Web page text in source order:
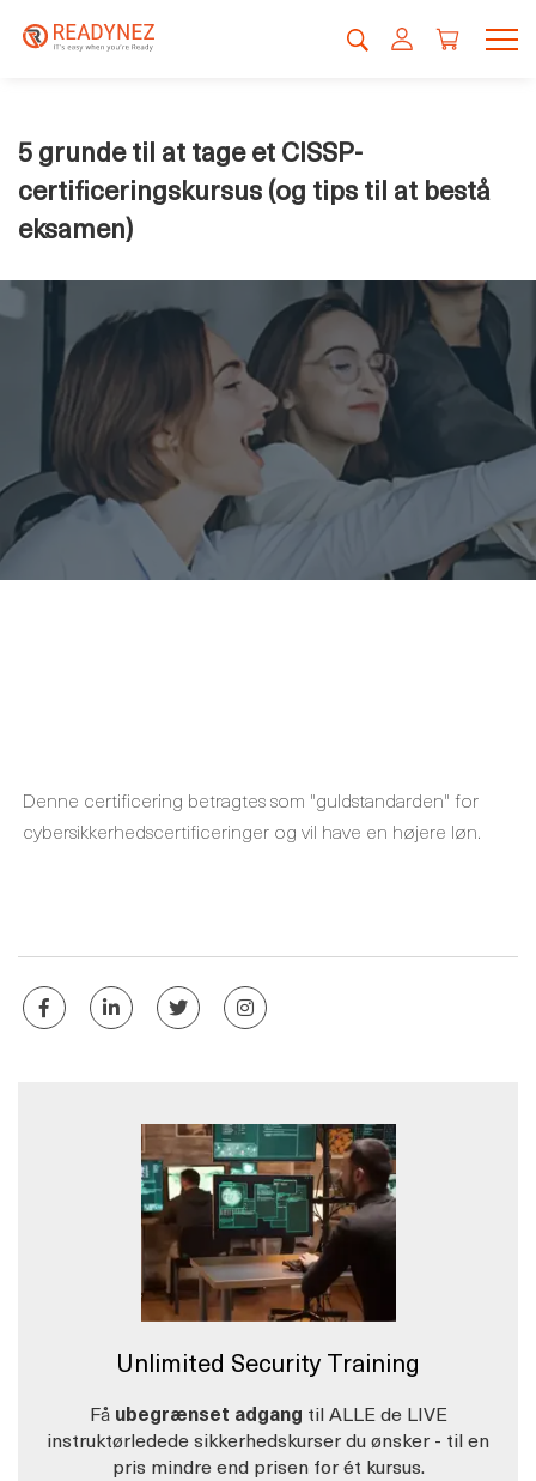
5 grunde til at tage et CISSP-
certificeringskursus (og tips til at bestå
eksamen)
Denne certificering betragtes som "guldstandarden" for
cybersikkerhedscertificeringer og vil have en højere løn.
Unlimited Security Training
Få ubegrænset adgang til ALLE de LIVE
instruktørledede sikkerhedskurser du ønsker - til en
pris mindre end prisen for ét kursus.